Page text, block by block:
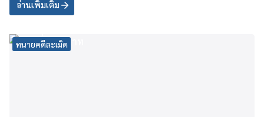
อ่านเพิ่มเติม
ทนายคดีละเมิด